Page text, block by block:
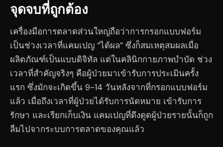
จุดจบที่ถูกต้อง
เครื่องมือการตลาดส่วนใหญ่ถือว่าการกรอกแบบฟอร์ม
เป็นช่วงเวลาที่แคมเปญ “ได้ผล” ซึ่งก็สมเหตุสมผลเมื่อ
ผลิตภัณฑ์เป็นแบบดิจิทัล แต่ในคลินิกกายภาพบำบัด ช่วง
เวลาที่สำคัญจริงๆ คือผู้ป่วยมาเข้ารับการประเมินครั้ง
แรก ซึ่งมักจะเกิดขึ้น 9-14 วันหลังจากที่กรอกแบบฟอร์ม
แล้ว เมื่อถึงเวลาที่ผู้ป่วยได้รับการนัดหมาย เข้ารับการ
รักษา และเรียกเก็บเงิน แคมเปญที่ดึงดูดผู้ป่วยรายนั้นก็ถูก
ลืมไปจากระบบการตลาดของคุณแล้ว